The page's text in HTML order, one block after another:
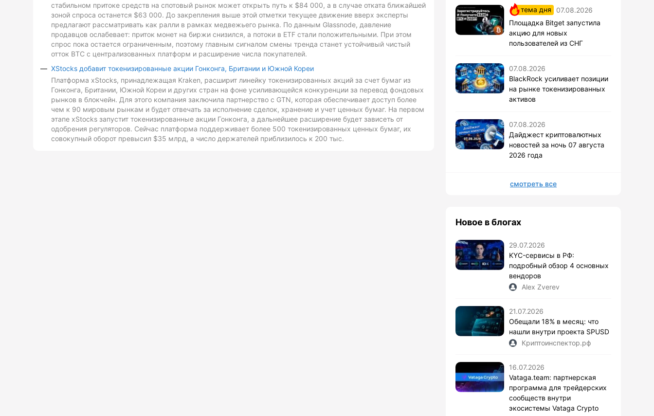
стабильном притоке средств на спотовый рынок может открыть путь к $84 000, а в случае отката ближайшей
зоной спроса останется $63 000. До закрепления выше этой отметки текущее движение вверх эксперты
предлагают рассматривать как ралли в рамках медвежьего рынка. По данным Glassnode, давление
продавцов ослабевает: приток монет на биржи снизился, а потоки в ETF стали положительными. При этом
спрос пока остается ограниченным, поэтому главным сигналом смены тренда станет устойчивый чистый
отток BTC с централизованных платформ и расширение числа покупателей.
XStocks добавит токенизированные акции Гонконга, Британии и Южной Кореи
Платформа xStocks, принадлежащая Kraken, расширит линейку токенизированных акций за счет бумаг из
Гонконга, Британии, Южной Кореи и других стран на фоне усиливающейся конкуренции за перевод фондовых
рынков в блокчейн. Для этого компания заключила партнерство с GTN, которая обеспечивает доступ более
чем к 90 мировым рынкам и будет отвечать за исполнение сделок, хранение и учет ценных бумаг. На первом
этапе xStocks запустит токенизированные акции Гонконга, а дальнейшее расширение будет зависеть от
одобрения регуляторов. Сейчас платформа поддерживает более 500 токенизированных ценных бумаг, их
совокупный оборот превысил $35 млрд, а число держателей приблизилось к 200 тыс.
тема дня
07.08.2026
Площадка Bitget запустила
акцию для новых
пользователей из СНГ
07.08.2026
BlackRock усиливает позиции
на рынке токенизированных
активов
07.08.2026
Дайджест криптовалютных
новостей за ночь 07 августа
2026 года
смотреть все
Новое в блогах
29.07.2026
KYC-сервисы в РФ:
подробный обзор 4 основных
вендоров
Alex Zverev
21.07.2026
Обещали 18% в месяц: что
нашли внутри проекта SPUSD
Криптоинспектор.рф
16.07.2026
Vataga.team: партнерская
программа для трейдерских
сообществ внутри
экосистемы Vataga Crypto